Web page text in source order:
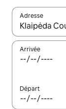
Adresse
Lorsque les
Arrivée
Départ